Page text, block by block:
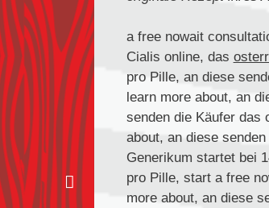
a free nowait
Cialis online, das
pro Pille, an diese
learn more about, an
senden die Käufer das
about, an diese
Generikum startet bei
pro Pille, start a free
more about, an diese